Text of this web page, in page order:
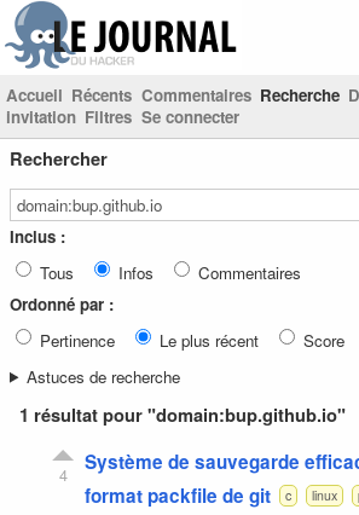
Accueil Récents Commentaires Recherche
invitation Filtres Se connecter
Rechercher
Inclus :
Tous
Infos
Commentaires
Ordonné par :
Pertinence
Le plus récent
Score
Astuces de recherche
1 résultat pour "domain:bup.github.io"
4
Système de sauvegarde
format packfile de git
c linux